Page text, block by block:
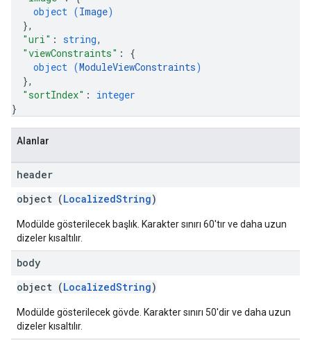
object (Image)
},
"uri" : string,
"viewConstraints" : {
object (ModuleViewConstraints)
},
"sortIndex" : integer
}
Alanlar
header
object (LocalizedString)
Modülde gösterilecek başlık. Karakter sınırı 60'tır ve daha uzun
dizeler kısaltılır.
body
object (LocalizedString)
Modülde gösterilecek gövde. Karakter sınırı 50'dir ve daha uzun
dizeler kısaltılır.